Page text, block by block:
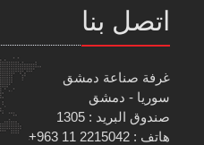
اتصل بنا
غرفة صناعة دمشق
سوريا - دمشق
صندوق البريد : 1305
هاتف : 2215042 11 963+